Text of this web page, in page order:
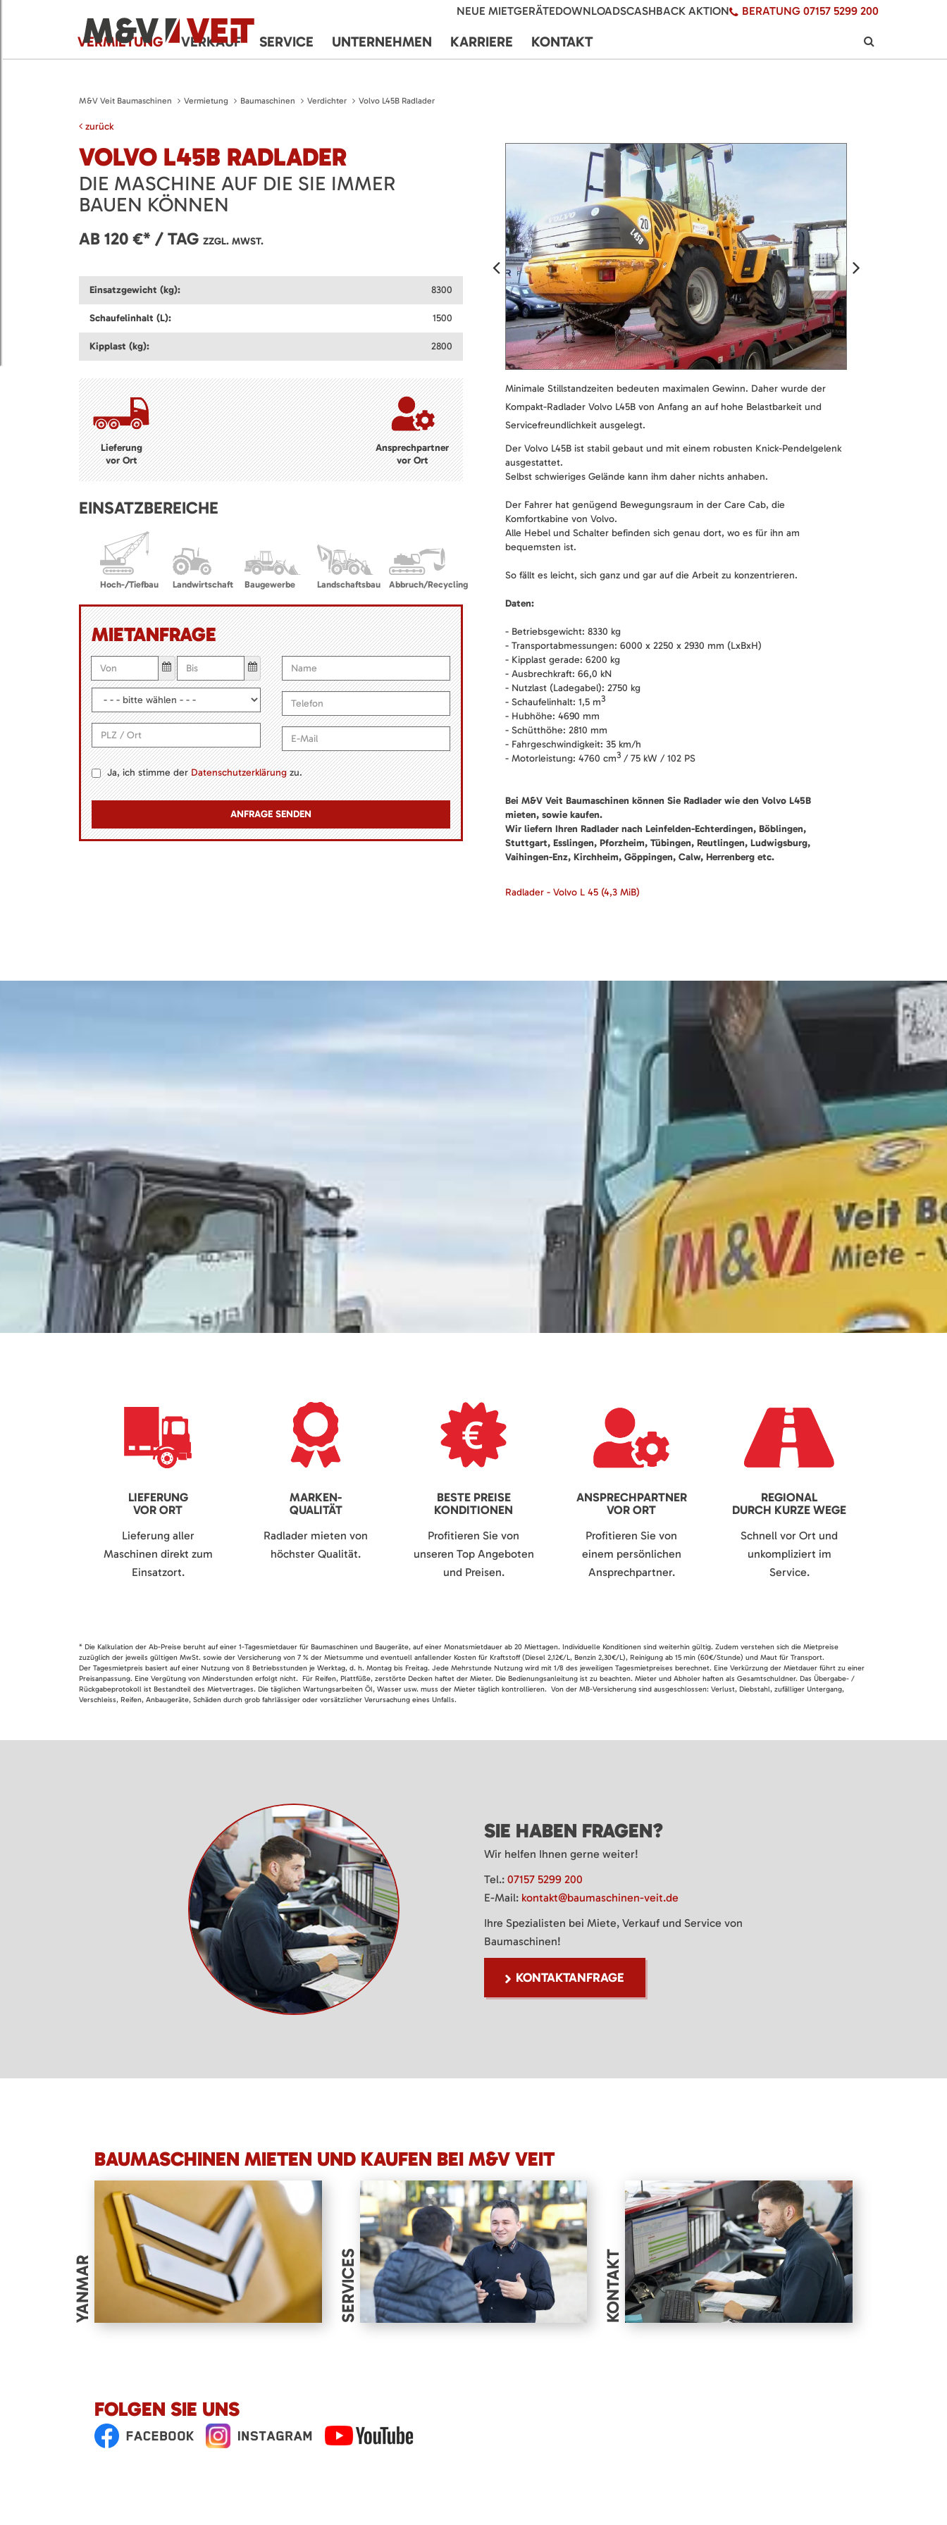
NEUE MIETGERÄTEDOWNLOADSCASHBACK AKTION BERATUNG 07157 5299 200
VERMIETUNG VERKAUF SERVICE UNTERNEHMEN KARRIERE KONTAKT
M&V Veit Baumaschinen Vermietung Baumaschinen Verdichter Volvo L45B Radlader
zurück
VOLVO L45B RADLADER
DIE MASCHINE AUF DIE SIE IMMER
BAUEN KÖNNEN
AB 120 €* / TAG ZZGL. MWST.
Einsatzgewicht (kg): 8300
Schaufelinhalt (L): 1500
Kipplast (kg): 2800
Lieferung
vor Ort
Ansprechpartner
vor Ort
EINSATZBEREICHE
Hoch-/Tiefbau Landwirtschaft Baugewerbe Landschaftsbau Abbruch/Recycling
MIETANFRAGE
Ja, ich stimme derDatenschutzerklärungzu.
Minimale Stillstandzeiten bedeuten maximalen Gewinn. Daher wurde der
Kompakt-Radlader Volvo L45B von Anfang an auf hohe Belastbarkeit und
Servicefreundlichkeit ausgelegt.
Der Volvo L45B ist stabil gebaut und mit einem robusten Knick-Pendelgelenk
ausgestattet.
Selbst schwieriges Gelände kann ihm daher nichts anhaben.
Der Fahrer hat genügend Bewegungsraum in der Care Cab, die
Komfortkabine von Volvo.
Alle Hebel und Schalter befinden sich genau dort, wo es für ihn am
bequemsten ist.
So fällt es leicht, sich ganz und gar auf die Arbeit zu konzentrieren.
Daten:
- Betriebsgewicht: 8330 kg
- Transportabmessungen: 6000 x 2250 x 2930 mm (LxBxH)
- Kipplast gerade: 6200 kg
- Ausbrechkraft: 66,0 kN
- Nutzlast (Ladegabel): 2750 kg
- Schaufelinhalt: 1,5 m3
- Hubhöhe: 4690 mm
- Schütthöhe: 2810 mm
- Fahrgeschwindigkeit: 35 km/h
- Motorleistung: 4760 cm3 / 75 kW / 102 PS
Bei M&V Veit Baumaschinen können Sie Radlader wie den Volvo L45B
mieten, sowie kaufen.
Wir liefern Ihren Radlader nach Leinfelden-Echterdingen, Böblingen,
Stuttgart, Esslingen, Pforzheim, Tübingen, Reutlingen, Ludwigsburg,
Vaihingen-Enz, Kirchheim, Göppingen, Calw, Herrenberg etc.
Radlader - Volvo L 45 (4,3 MiB)
LIEFERUNG
VOR ORT
Lieferung aller
Maschinen direkt zum
Einsatzort.
MARKEN-
QUALITÄT
Radlader mieten von
höchster Qualität.
BESTE PREISE
KONDITIONEN
Profitieren Sie von
unseren Top Angeboten
und Preisen.
ANSPRECHPARTNER
VOR ORT
Profitieren Sie von
einem persönlichen
Ansprechpartner.
REGIONAL
DURCH KURZE WEGE
Schnell vor Ort und
unkompliziert im
Service.
* Die Kalkulation der Ab-Preise beruht auf einer 1-Tagesmietdauer für Baumaschinen und Baugeräte, auf einer Monatsmietdauer ab 20 Miettagen. Individuelle Konditionen sind weiterhin gültig. Zudem verstehen sich die Mietpreise
zuzüglich der jeweils gültigen MwSt. sowie der Versicherung von 7 % der Mietsumme und eventuell anfallender Kosten für Kraftstoff (Diesel 2,12€/L, Benzin 2,30€/L), Reinigung ab 15 min (60€/Stunde) und Maut für Transport.
Der Tagesmietpreis basiert auf einer Nutzung von 8 Betriebsstunden je Werktag, d. h. Montag bis Freitag. Jede Mehrstunde Nutzung wird mit 1/8 des jeweiligen Tagesmietpreises berechnet. Eine Verkürzung der Mietdauer führt zu einer
Preisanpassung. Eine Vergütung von Minderstunden erfolgt nicht. Für Reifen, Plattfüße, zerstörte Decken haftet der Mieter. Die Bedienungsanleitung ist zu beachten. Mieter und Abholer haften als Gesamtschuldner. Das Übergabe- /
Rückgabeprotokoll ist Bestandteil des Mietvertrages. Die täglichen Wartungsarbeiten Öl, Wasser usw. muss der Mieter täglich kontrollieren. Von der MB-Versicherung sind ausgeschlossen: Verlust, Diebstahl, zufälliger Untergang,
Verschleiss, Reifen, Anbaugeräte, Schäden durch grob fahrlässiger oder vorsätzlicher Verursachung eines Unfalls.
SIE HABEN FRAGEN?
Wir helfen Ihnen gerne weiter!
Tel.: 07157 5299 200
E-Mail: kontakt@baumaschinen-veit.de
Ihre Spezialisten bei Miete, Verkauf und Service von
Baumaschinen!
KONTAKTANFRAGE
BAUMASCHINEN MIETEN UND KAUFEN BEI M&V VEIT
YANMAR SERVICES KONTAKT
FOLGEN SIE UNS